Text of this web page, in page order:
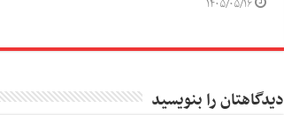
۱۴۰۵/۰۵/۱۶
دیدگاهتان را بنویسید